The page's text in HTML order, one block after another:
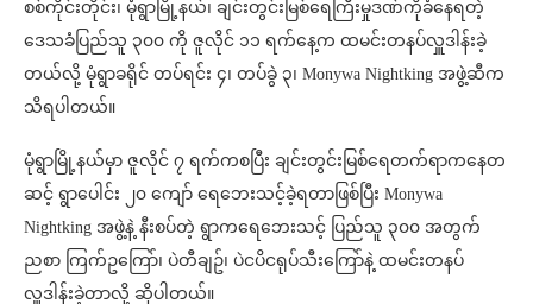
စစ်ကိုင်းတိုင်း၊ မုံရွာမြို့နယ်၊ ချင်းတွင်းမြစ်ရေကြီးမှုဒဏ်ကိုခံနေရတဲ့
ဒေသခံပြည်သူ ၃၀၀ ကို ဇူလိုင် ၁၁ ရက်နေ့က ထမင်းတနပ်လှူဒါန်းခဲ့
တယ်လို့ မုံရွာခရိုင် တပ်ရင်း ၄၊ တပ်ခွဲ ၃၊ Monywa Nightking အဖွဲ့ဆီက
သိရပါတယ်။
မုံရွာမြို့နယ်မှာ ဇူလိုင် ၇ ရက်ကစပြီး ချင်းတွင်းမြစ်ရေတက်ရာကနေတ
ဆင့် ရွာပေါင်း ၂၀ ကျော် ရေဘေးသင့်ခဲ့ရတာဖြစ်ပြီး Monywa
Nightking အဖွဲ့နဲ့ နီးစပ်တဲ့ ရွာကရေဘေးသင့် ပြည်သူ ၃၀၀ အတွက်
ညစာ ကြက်ဥကြော်၊ ပဲတီချဥ်၊ ပဲငပိငရုပ်သီးကြော်နဲ့ ထမင်းတနပ်
လှူဒါန်းခဲ့တာလို့ ဆိုပါတယ်။